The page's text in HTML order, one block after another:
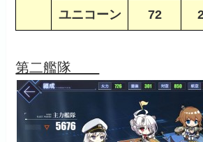
ユニコーン 72
第二艦隊